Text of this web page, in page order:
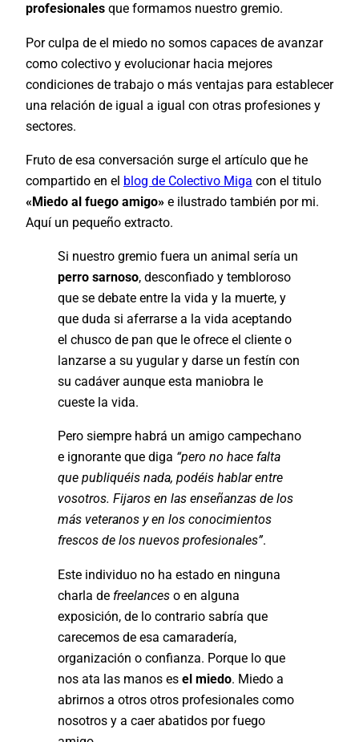
profesionales que formamos nuestro gremio.
Por culpa de el miedo no somos capaces de avanzar
como colectivo y evolucionar hacia mejores
condiciones de trabajo o más ventajas para establecer
una relación de igual a igual con otras profesiones y
sectores.
Fruto de esa conversación surge el artículo que he
compartido en el blog de Colectivo Miga con el titulo
«Miedo al fuego amigo» e ilustrado también por mi.
Aquí un pequeño extracto.
Si nuestro gremio fuera un animal sería un
perro sarnoso, desconfiado y tembloroso
que se debate entre la vida y la muerte, y
que duda si aferrarse a la vida aceptando
el chusco de pan que le ofrece el cliente o
lanzarse a su yugular y darse un festín con
su cadáver aunque esta maniobra le
cueste la vida.
Pero siempre habrá un amigo campechano
e ignorante que diga “pero no hace falta
que publiquéis nada, podéis hablar entre
vosotros. Fijaros en las enseñanzas de los
más veteranos y en los conocimientos
frescos de los nuevos profesionales”.
Este individuo no ha estado en ninguna
charla de freelances o en alguna
exposición, de lo contrario sabría que
carecemos de esa camaradería,
organización o confianza. Porque lo que
nos ata las manos es el miedo. Miedo a
abrirnos a otros otros profesionales como
nosotros y a caer abatidos por fuego